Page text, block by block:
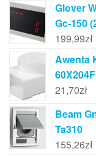
Glover
Gc-150
199,99zł
Awenta
21,70zł
Beam
Ta310
155,26zł